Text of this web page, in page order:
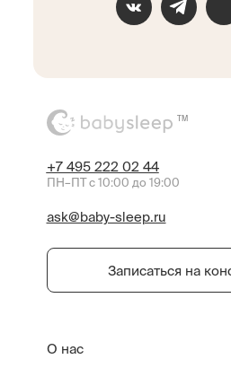
TM
+7 495 222 02 44
ПН–ПТ с 10:00 до 19:00
ask@baby-sleep.ru
Записаться на
О нас